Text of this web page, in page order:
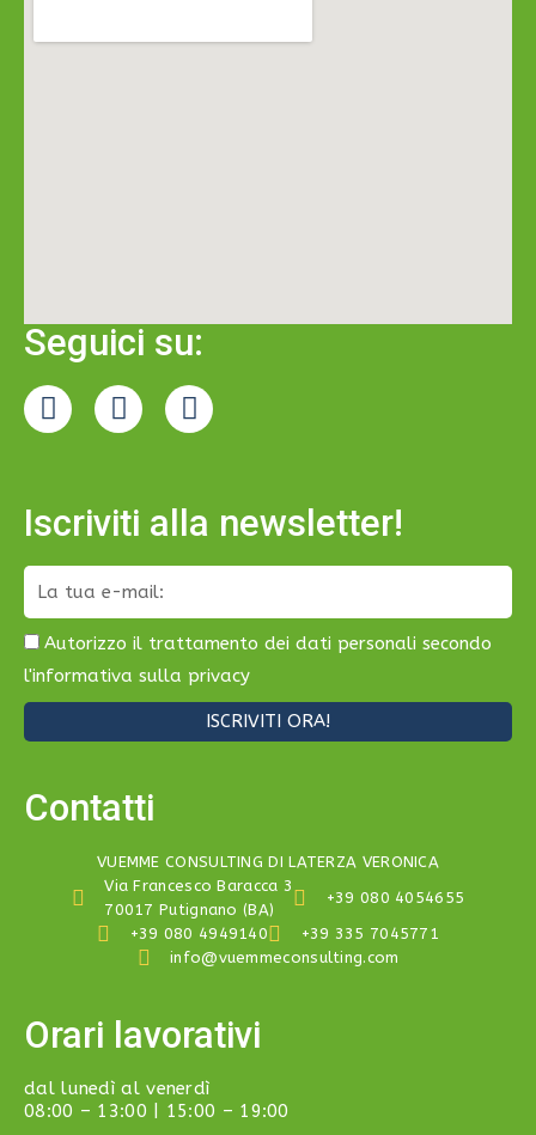
Contatti
VUEMME CONSULTING DI LATERZA VERONICA
Via Francesco Baracca 3
70017 Putignano (BA)
+39 080 4054655
+39 080 4949140
+39 335 7045771
info@vuemmeconsulting.com
Orari lavorativi
dal lunedì al venerdì
08:00 – 13:00 | 15:00 – 19:00
Seguici su:
Iscriviti alla newsletter!
Autorizzo il trattamento dei dati personali secondo
l'informativa sulla privacy
ISCRIVITI ORA!